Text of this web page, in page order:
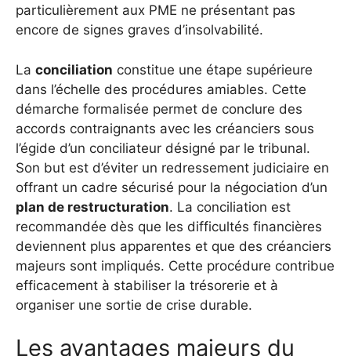
particulièrement aux PME ne présentant pas
encore de signes graves d’insolvabilité.
La conciliation constitue une étape supérieure
dans l’échelle des procédures amiables. Cette
démarche formalisée permet de conclure des
accords contraignants avec les créanciers sous
l’égide d’un conciliateur désigné par le tribunal.
Son but est d’éviter un redressement judiciaire en
offrant un cadre sécurisé pour la négociation d’un
plan de restructuration. La conciliation est
recommandée dès que les difficultés financières
deviennent plus apparentes et que des créanciers
majeurs sont impliqués. Cette procédure contribue
efficacement à stabiliser la trésorerie et à
organiser une sortie de crise durable.
Les avantages majeurs du